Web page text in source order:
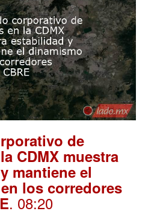
de
CDMX muestra
mantiene el
los corredores
. 08:20